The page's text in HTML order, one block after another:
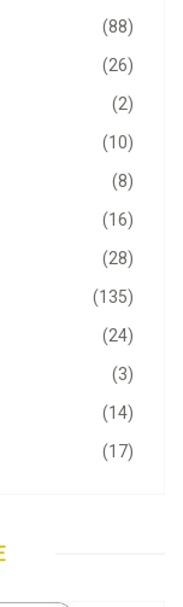
(88)
(26)
(2)
(10)
(8)
(16)
(28)
(135)
(24)
(3)
(14)
(17)